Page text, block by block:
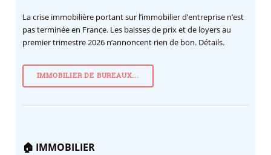
La crise immobilière portant sur l’immobilier d’entreprise n’est
pas terminée en France. Les baisses de prix et de loyers au
premier trimestre 2026 n’annoncent rien de bon. Détails.
IMMOBILIER DE BUREAUX...
🏠 IMMOBILIER